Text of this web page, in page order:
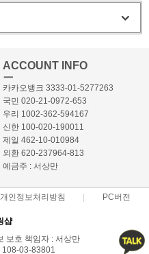
ACCOUNT INFO
ㅡ
카카오뱅크 3333-01-5277263
국민 020-21-0972-653
우리 1002-362-594167
신한 100-020-190011
제일 462-10-010984
외환 620-237964-813
예금주 : 서상만
개인정보처리방침 PC버전
샵
보호 책임자 : 서상만
108-03-83801